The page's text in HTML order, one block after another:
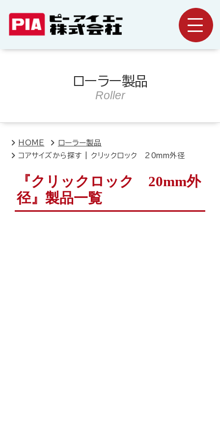
ローラー製品
Roller
HOME
ローラー製品
コアサイズから探す | クリックロック 20mm外径
『クリックロック 20mm外
径』製品一覧